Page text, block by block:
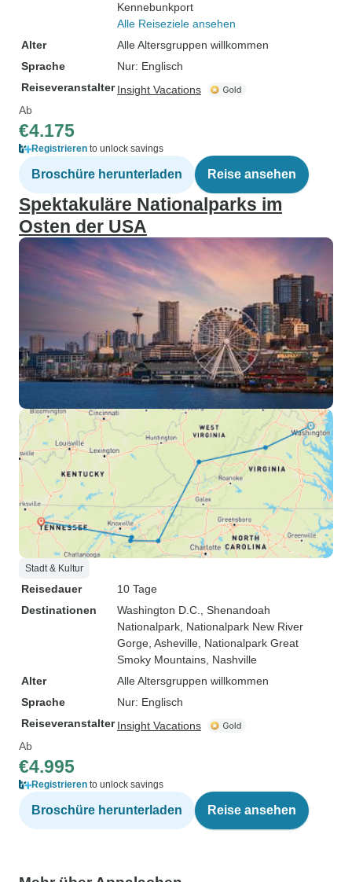
Kennebunkport
Alle Reiseziele ansehen
Alter
Alle Altersgruppen willkommen
Sprache
Nur: Englisch
Reiseveranstalter Insight Vacations
Ab
€4.175
Registrieren to unlock savings
Broschüre herunterladen Reise ansehen
Spektakuläre Nationalparks im
Osten der USA
Stadt & Kultur
Reisedauer
10 Tage
Destinationen
Washington D.C.
, Shenandoah
Nationalpark , Nationalpark New River
Gorge , Asheville , Nationalpark Great
Smoky Mountains , Nashville
Alter
Alle Altersgruppen willkommen
Sprache
Nur: Englisch
Reiseveranstalter Insight Vacations
Ab
€4.995
Registrieren to unlock savings
Broschüre herunterladen Reise ansehen